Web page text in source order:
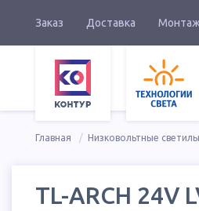
Заказ Доставка Монтаж
Главная Низковольтные
TL-ARCH 24V